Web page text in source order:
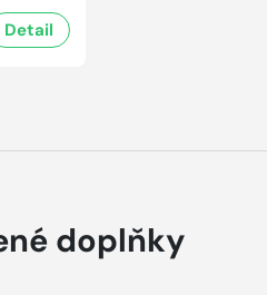
Detail
doplňky